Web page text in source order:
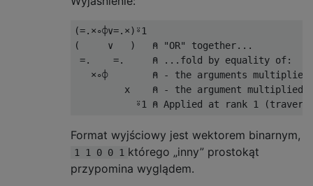
(=.×∘⌽∨=.×)⍤1
(
∨ ) ⍝ "OR" together...
=.
=. ⍝ ... fold by equality of:
×∘⌽
⍝ -
the arguments
         x
⍝ - the argument multiplied
⍤1 ⍝ Applied at rank 1 (
Format wyjściowy jest wektorem binarnym,
1 1 0 0 1 którego „inny” prostokąt
przypomina wyglądem.